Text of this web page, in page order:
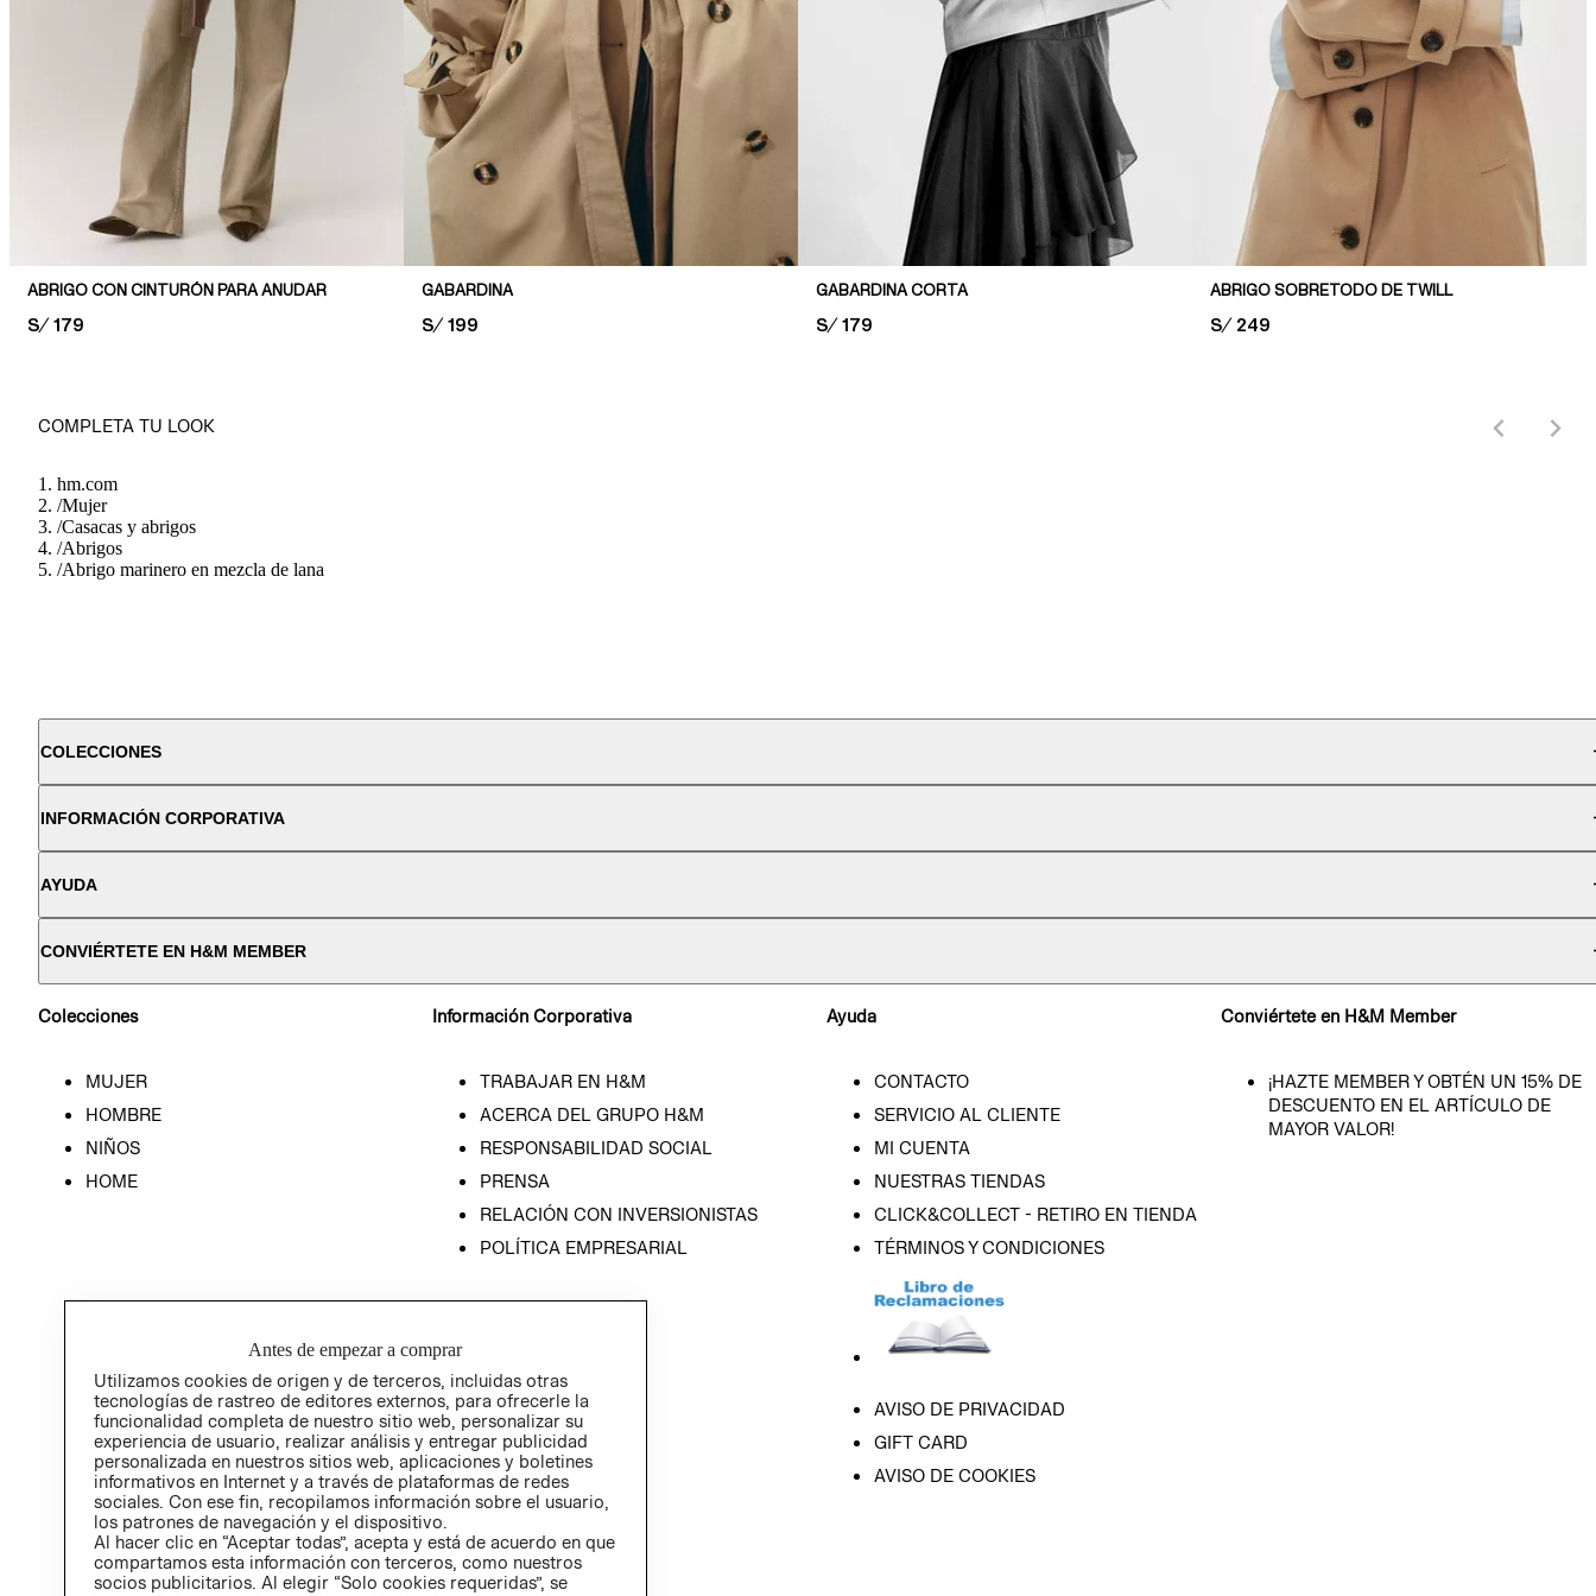
ABRIGO CON CINTURÓN PARA ANUDAR
PRICE:
S/ 179
GABARDINA
PRICE:
S/ 199
GABARDINA CORTA
PRICE:
S/ 179
ABRIGO SOBRETODO DE TWILL
PRICE:
S/ 249
COMPLETA TU LOOK
hm.com
/Mujer
/Casacas y abrigos
/Abrigos
/Abrigo marinero en mezcla de lana
COLECCIONES
INFORMACIÓN CORPORATIVA
AYUDA
CONVIÉRTETE EN H&M MEMBER
Colecciones
MUJER
HOMBRE
NIÑOS
HOME
Información Corporativa
TRABAJAR EN H&M
ACERCA DEL GRUPO H&M
RESPONSABILIDAD SOCIAL
PRENSA
RELACIÓN CON INVERSIONISTAS
POLÍTICA EMPRESARIAL
Ayuda
CONTACTO
SERVICIO AL CLIENTE
MI CUENTA
NUESTRAS TIENDAS
CLICK&COLLECT - RETIRO EN TIENDA
TÉRMINOS Y CONDICIONES
AVISO DE PRIVACIDAD
GIFT CARD
AVISO DE COOKIES
Conviértete en H&M Member
¡HAZTE MEMBER Y OBTÉN UN 15% DE
DESCUENTO EN EL ARTÍCULO DE
MAYOR VALOR!
Antes de empezar a comprar
Utilizamos cookies de origen y de terceros, incluidas otras
tecnologías de rastreo de editores externos, para ofrecerle la
funcionalidad completa de nuestro sitio web, personalizar su
experiencia de usuario, realizar análisis y entregar publicidad
personalizada en nuestros sitios web, aplicaciones y boletines
informativos en Internet y a través de plataformas de redes
sociales. Con ese fin, recopilamos información sobre el usuario,
los patrones de navegación y el dispositivo.
Al hacer clic en “Aceptar todas”, acepta y está de acuerdo en que
compartamos esta información con terceros, como nuestros
socios publicitarios. Al elegir “Solo cookies requeridas”, se